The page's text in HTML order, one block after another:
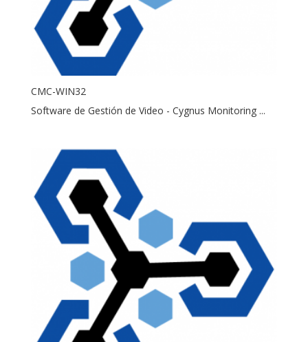
CMC-WIN32
Software de Gestión de Video - Cygnus Monitoring ...